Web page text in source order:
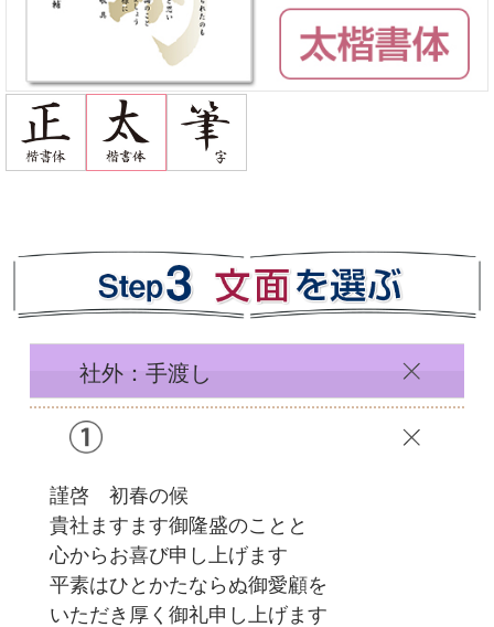
社外：手渡し
謹啓 初春の候
貴社ますます御隆盛のことと
心からお喜び申し上げます
平素はひとかたならぬ御愛顧を
いただき厚く御礼申し上げます